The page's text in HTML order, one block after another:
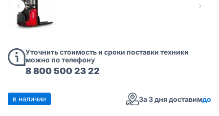
Уточнить стоимость и сроки поставки техники
можно по телефону
8 800 500 23 22
в наличии За 3 дня доставимдо